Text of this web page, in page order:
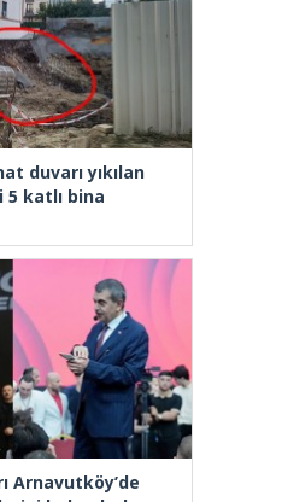
duvarı yıkılan
5 katlı bina
Arnavutköy’de